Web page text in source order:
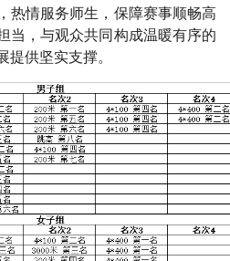
热情服务师生，保障赛事顺畅高
当，与观众共同构成温暖有序的
提供坚实支撑。